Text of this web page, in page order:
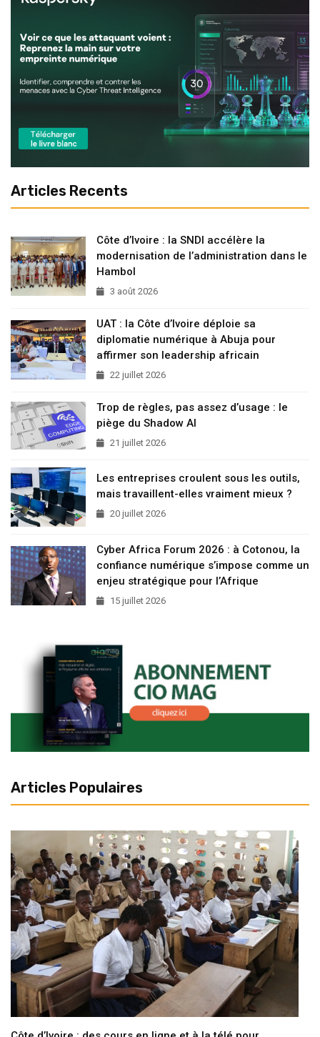
Articles Recents
Côte d’Ivoire : la SNDI accélère la
modernisation de l’administration dans le
Hambol
3 août 2026
UAT : la Côte d’Ivoire déploie sa
diplomatie numérique à Abuja pour
affirmer son leadership africain
22 juillet 2026
Trop de règles, pas assez d’usage : le
piège du Shadow AI
21 juillet 2026
Les entreprises croulent sous les outils,
mais travaillent-elles vraiment mieux ?
20 juillet 2026
Cyber Africa Forum 2026 : à Cotonou, la
confiance numérique s’impose comme un
enjeu stratégique pour l’Afrique
15 juillet 2026
Articles Populaires